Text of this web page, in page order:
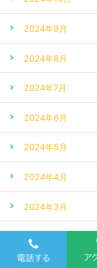
2024年9月
2024年8月
2024年7月
2024年6月
2024年5月
2024年4月
2024年3月